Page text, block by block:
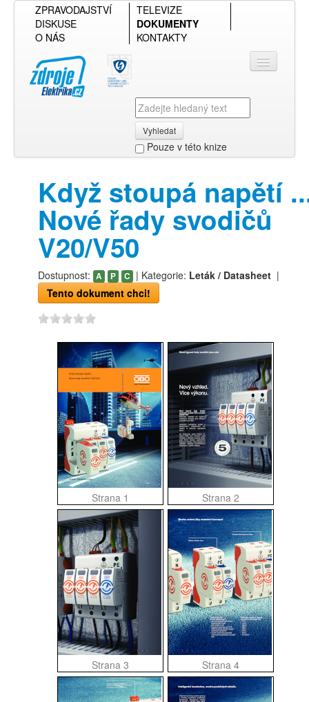
ZPRAVODAJSTVÍ
TELEVIZE
DISKUSE
DOKUMENTY
O NÁS
KONTAKTY
Vyhledat
Pouze v této knize
Přehled podle firmy
Přehled podle obsahu
Když stoupá napětí
Nové řady svodičů
V20/V50
Dostupnost: A P C | Kategorie: Leták / Datasheet|
Tento dokument chci!
Strana 1 Strana 2
Strana 3 Strana 4